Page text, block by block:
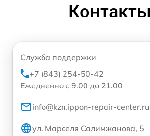
Контакты
Служба поддержки
+7 (843) 254-50-42
Ежедневно с 9:00 до 21:00
info@kzn.ippon-repair-center.ru
ул. Марселя Салимжанова, 5